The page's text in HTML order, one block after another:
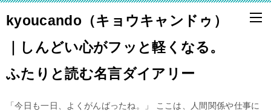
kyoucando（キョウキャンドゥ）
｜しんどい心がフッと軽くなる。
ふたりと読む名言ダイアリー
「今日も一日、よくがんばったね。」 ここは、人間関係や仕事に